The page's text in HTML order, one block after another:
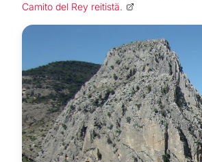
Camito del Rey reitistä.